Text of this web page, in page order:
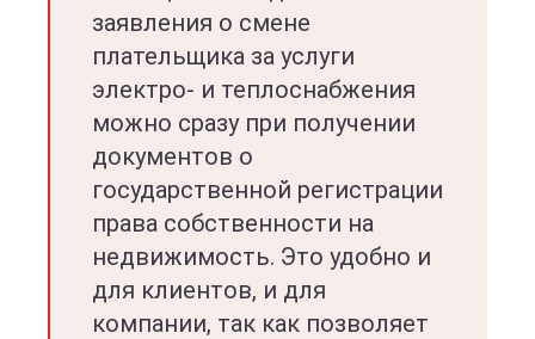
заявления о смене
плательщика за услуги
электро- и теплоснабжения
можно сразу при получении
документов о
государственной регистрации
права собственности на
недвижимость. Это удобно и
для клиентов, и для
компании, так как позволяет